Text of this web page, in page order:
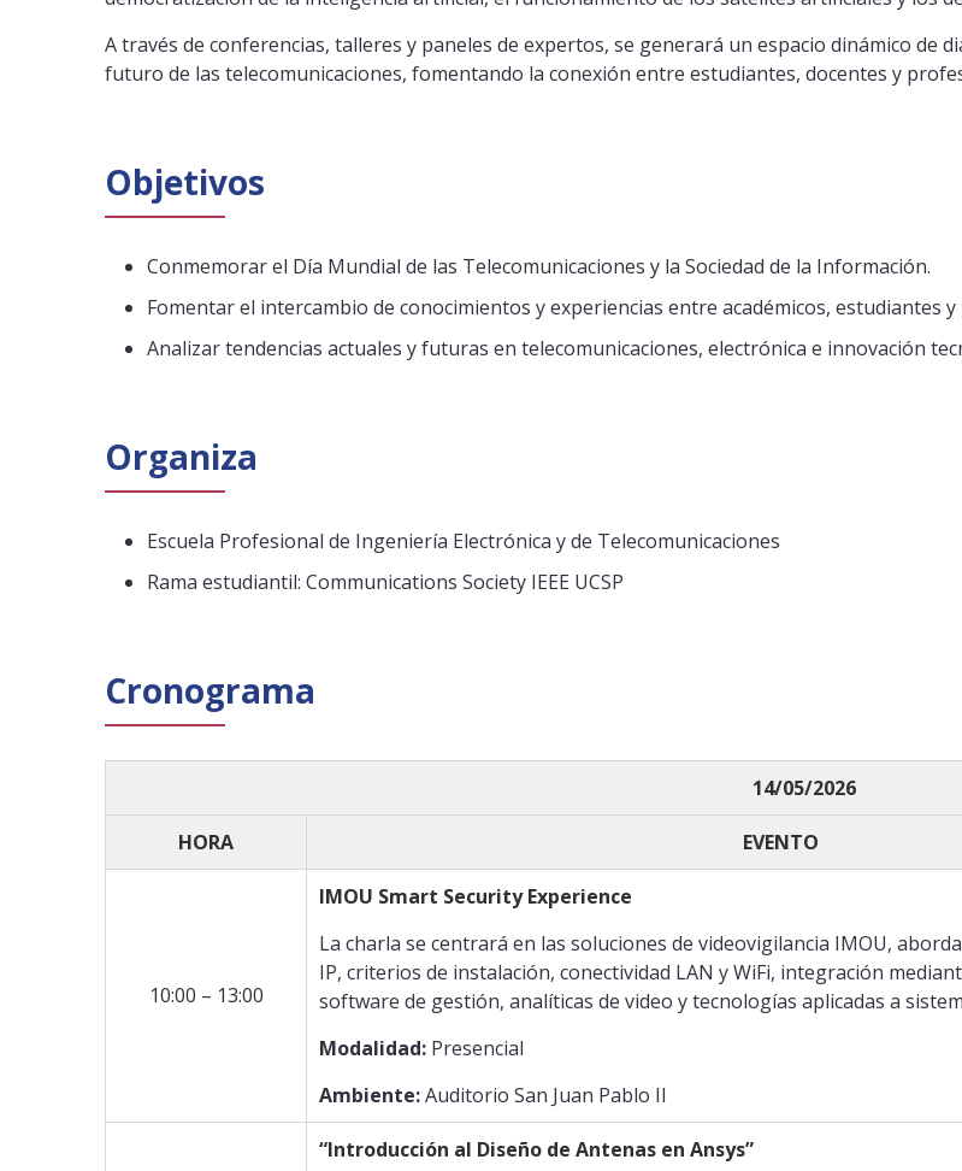
A través de conferencias, talleres y paneles de expertos, se generará un espacio dinámico de
futuro de las telecomunicaciones, fomentando la conexión entre estudiantes, docentes y
Objetivos
Conmemorar el Día Mundial de las Telecomunicaciones y la Sociedad de la Información.
Fomentar el intercambio de conocimientos y experiencias entre académicos, estudiantes
Analizar tendencias actuales y futuras en telecomunicaciones, electrónica e innovación
Organiza
Escuela Profesional de Ingeniería Electrónica y de Telecomunicaciones
Rama estudiantil: Communications Society IEEE UCSP
Cronograma
14/05/2026
HORA EVENTO
10:00 – 13:00
IMOU Smart Security Experience
La charla se centrará en las soluciones de videovigilancia IMOU,
IP, criterios de instalación, conectividad LAN y WiFi, integración
software de gestión, analíticas de video y tecnologías aplicadas a
Modalidad: Presencial
Ambiente:Auditorio San Juan Pablo II
“Introducción al Diseño de Antenas en Ansys”